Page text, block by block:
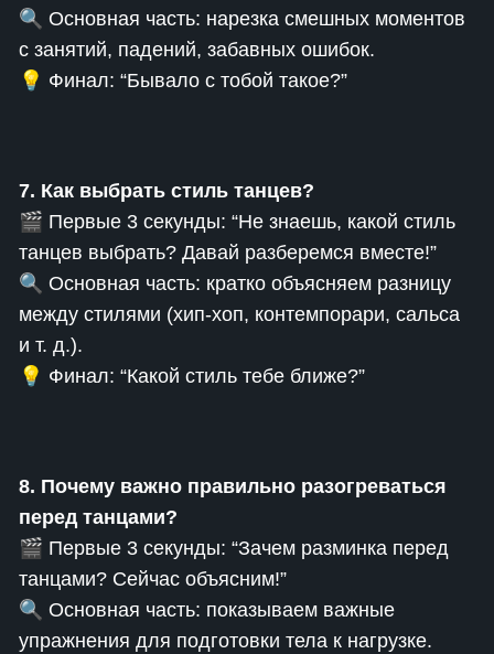
🔍 Основная часть: нарезка смешных моментов
с занятий, падений, забавных ошибок.
💡 Финал: “Бывало с тобой такое?”
7. Как выбрать стиль танцев?
🎬 Первые 3 секунды: “Не знаешь, какой стиль
танцев выбрать? Давай разберемся вместе!”
🔍 Основная часть: кратко объясняем разницу
между стилями (хип-хоп, контемпорари, сальса
и т. д.).
💡 Финал: “Какой стиль тебе ближе?”
8. Почему важно правильно разогреваться
перед танцами?
🎬 Первые 3 секунды: “Зачем разминка перед
танцами? Сейчас объясним!”
🔍 Основная часть: показываем важные
упражнения для подготовки тела к нагрузке.